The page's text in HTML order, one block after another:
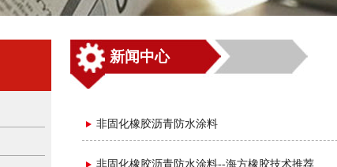
新闻中心
非固化橡胶沥青防水涂料
非固化橡胶沥青防水涂料--海方橡胶技术推荐